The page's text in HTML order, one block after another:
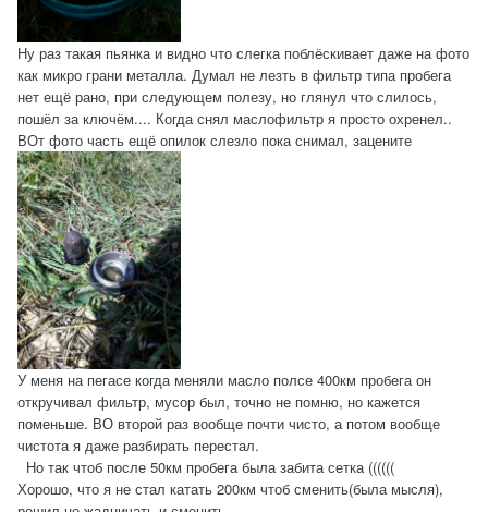
Ну раз такая пьянка и видно что слегка поблёскивает даже на фото
как микро грани металла. Думал не лезть в фильтр типа пробега
нет ещё рано, при следующем полезу, но глянул что слилось,
пошёл за ключём.... Когда снял маслофильтр я просто охренел..
ВОт фото часть ещё опилок слезло пока снимал, зацените
У меня на пегасе когда меняли масло полсе 400км пробега он
откручивал фильтр, мусор был, точно не помню, но кажется
поменьше. ВО второй раз вообще почти чисто, а потом вообще
чистота я даже разбирать перестал.
Но так чтоб после 50км пробега была забита сетка ((((((
Хорошо, что я не стал катать 200км чтоб сменить(была мысля),